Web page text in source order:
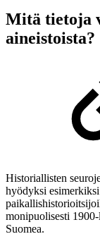
Mitä tietoja
aineistoista?
Historiallisten
hyödyksi
monipuolisesti
Suomea.